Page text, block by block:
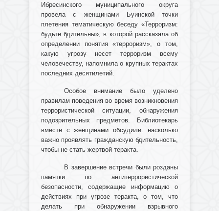
Ибресинского муниципального округа
провела с женщинами Буинской точки
плетения тематическую беседу «Терроризм:
будьте бдительны», в которой рассказала об
определении понятия «терроризм», о том,
какую угрозу несет терроризм всему
человечеству, напомнила о крупных терактах
последних десятилетий.
Особое внимание было уделено
правилам поведения во время возникновения
террористической ситуации, обнаружения
подозрительных предметов. Библиотекарь
вместе с женщинами обсудили: насколько
важно проявлять гражданскую бдительность,
чтобы не стать жертвой теракта.
В завершение встречи были розданы
памятки по антитеррористической
безопасности, содержащие информацию о
действиях при угрозе теракта, о том, что
делать при обнаружении взрывного